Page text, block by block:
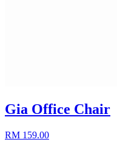
Gia Office Chair
RM 159.00